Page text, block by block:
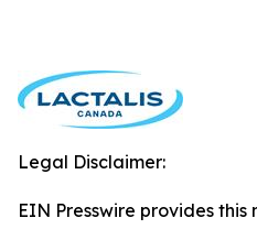
Legal Disclaimer:
EIN Presswire provides this